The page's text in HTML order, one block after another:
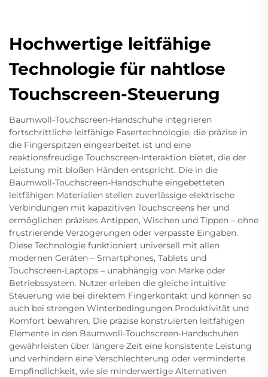
Hochwertige leitfähige
Technologie für nahtlose
Touchscreen-Steuerung
Baumwoll-Touchscreen-Handschuhe integrieren
fortschrittliche leitfähige Fasertechnologie, die präzise in
die Fingerspitzen eingearbeitet ist und eine
reaktionsfreudige Touchscreen-Interaktion bietet, die der
Leistung mit bloßen Händen entspricht. Die in die
Baumwoll-Touchscreen-Handschuhe eingebetteten
leitfähigen Materialien stellen zuverlässige elektrische
Verbindungen mit kapazitiven Touchscreens her und
ermöglichen präzises Antippen, Wischen und Tippen – ohne
frustrierende Verzögerungen oder verpasste Eingaben.
Diese Technologie funktioniert universell mit allen
modernen Geräten – Smartphones, Tablets und
Touchscreen-Laptops – unabhängig von Marke oder
Betriebssystem. Nutzer erleben die gleiche intuitive
Steuerung wie bei direktem Fingerkontakt und können so
auch bei strengen Winterbedingungen Produktivität und
Komfort bewahren. Die präzise konstruierten leitfähigen
Elemente in den Baumwoll-Touchscreen-Handschuhen
gewährleisten über längere Zeit eine konsistente Leistung
und verhindern eine Verschlechterung oder verminderte
Empfindlichkeit, wie sie minderwertige Alternativen